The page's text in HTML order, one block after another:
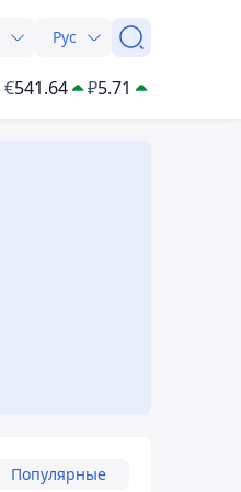
Рус
€541.64 ₽5.71
Популярные